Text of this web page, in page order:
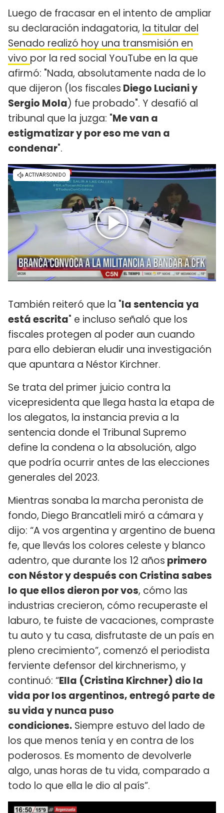
Luego de fracasar en el intento de ampliar
su declaración indagatoria, la titular del
Senado realizó hoy una transmisión en
vivo por la red social YouTube en la que
afirmó: "Nada, absolutamente nada de lo
que dijeron (los fiscales Diego Luciani y
Sergio Mola) fue probado". Y desafió al
tribunal que la juzga: "Me van a
estigmatizar y por eso me van a
condenar".
También reiteró que la "la sentencia ya
está escrita" e incluso señaló que los
fiscales protegen al poder aun cuando
para ello debieran eludir una investigación
que apuntara a Néstor Kirchner.
Se trata del primer juicio contra la
vicepresidenta que llega hasta la etapa de
los alegatos, la instancia previa a la
sentencia donde el Tribunal Supremo
define la condena o la absolución, algo
que podría ocurrir antes de las elecciones
generales del 2023.
Mientras sonaba la marcha peronista de
fondo, Diego Brancatleli miró a cámara y
dijo: “A vos argentina y argentino de buena
fe, que llevás los colores celeste y blanco
adentro, que durante los 12 años primero
con Néstor y después con Cristina sabes
lo que ellos dieron por vos, cómo las
industrias crecieron, cómo recuperaste el
laburo, te fuiste de vacaciones, compraste
tu auto y tu casa, disfrutaste de un país en
pleno crecimiento”, comenzó el periodista
ferviente defensor del kirchnerismo, y
continuó: “Ella (Cristina Kirchner) dio la
vida por los argentinos, entregó parte de
su vida y nunca puso
condiciones. Siempre estuvo del lado de
los que menos tenía y en contra de los
poderosos. Es momento de devolverle
algo, unas horas de tu vida, comparado a
todo lo que ella le dio al país”.